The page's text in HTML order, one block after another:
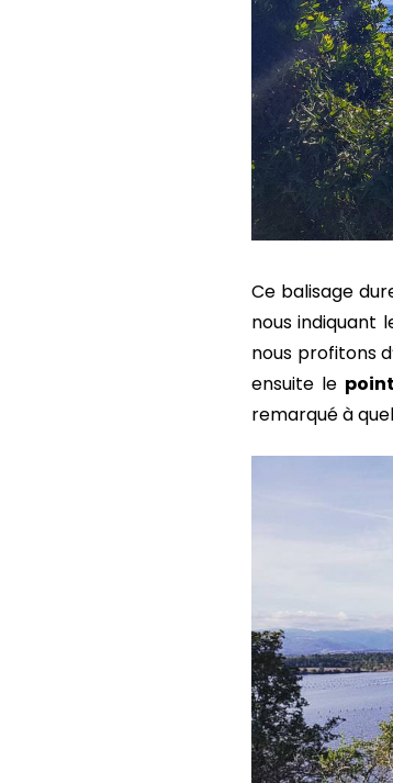
Ce balisage
nous indiquant
nous profitons
ensuite le
remarqué à